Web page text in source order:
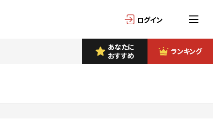
ログイン
あなたに
おすすめ
ランキング